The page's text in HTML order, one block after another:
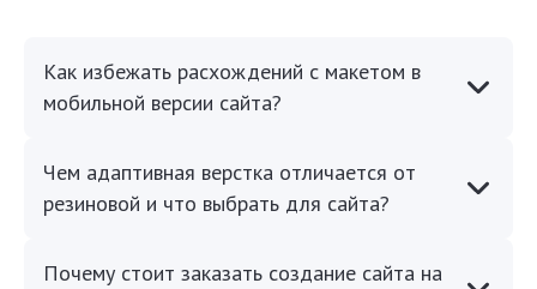
Как избежать расхождений с макетом в
мобильной версии сайта?
Чем адаптивная верстка отличается от
резиновой и что выбрать для сайта?
Почему стоит заказать создание сайта на